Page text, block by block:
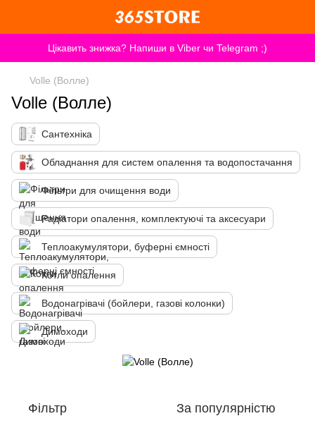
Цікавить знижка? Напиши в Viber чи Telegram ;)
Volle (Волле)
Volle (Волле)
Сантехніка
Обладнання для систем опалення та водопостачання
Фільтри для очищення води
Радіатори опалення, комплектуючі та аксесуари
Теплоакумулятори, буферні ємності
Котли опалення
Водонагрівачі (бойлери, газові колонки)
Димоходи
Фільтр За популярністю